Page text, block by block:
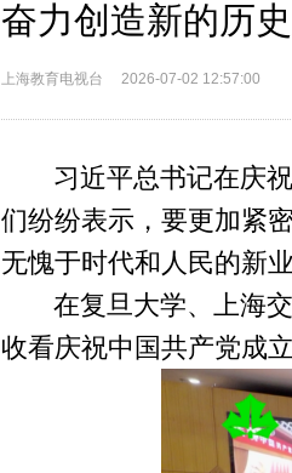
奋力创造新的历
上海教育电视台 2026-07-02 12:57:00
习近平总书记在庆
们纷纷表示，要更加紧
无愧于时代和人民的新业
在复旦大学、上海
收看庆祝中国共产党成